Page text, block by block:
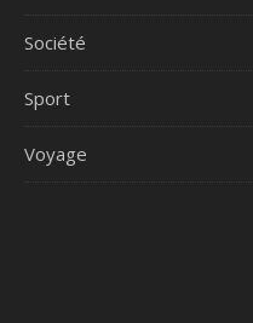
Société
Sport
Voyage